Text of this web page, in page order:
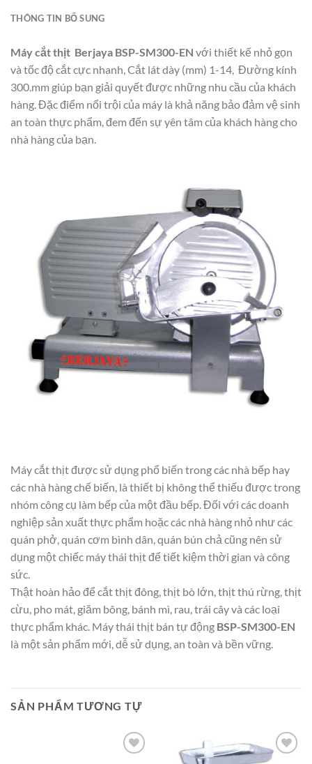
THÔNG TIN BỔ SUNG
Máy cắt thịt Berjaya BSP-SM300-EN với thiết kế nhỏ gọn
và tốc độ cắt cực nhanh, Cắt lát dày (mm) 1-14, Đường kính
300.mm giúp bạn giải quyết được những nhu cầu của khách
hàng. Đặc điểm nổi trội của máy là khả năng bảo đảm vệ sinh
an toàn thực phẩm, đem đến sự yên tâm của khách hàng cho
nhà hàng của bạn.
Máy cắt thịt được sử dụng phổ biến trong các nhà bếp hay
các nhà hàng chế biến, là thiết bị không thể thiếu được trong
nhóm công cụ làm bếp của một đầu bếp. Đối với các doanh
nghiệp sản xuất thực phẩm hoặc các nhà hàng nhỏ như các
quán phở, quán cơm bình dân, quán bún chả cũng nên sử
dụng một chiếc máy thái thịt để tiết kiệm thời gian và công
sức.
Thật hoàn hảo để cắt thịt đông, thịt bò lớn, thịt thú rừng, thịt
cừu, pho mát, giăm bông, bánh mì, rau, trái cây và các loại
thực phẩm khác. Máy thái thịt bán tự động BSP-SM300-EN
là một sản phẩm mới, dễ sử dụng, an toàn và bền vững.
SẢN PHẨM TƯƠNG TỰ